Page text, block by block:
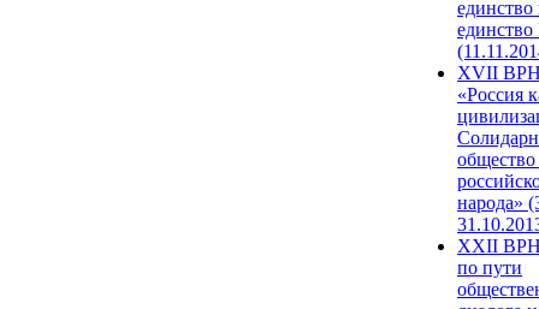
единство
единство
XVII
«Россия
народа»
XXII
по пути